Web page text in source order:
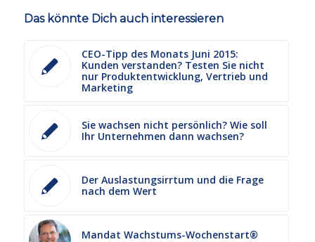
Das könnte Dich auch interessieren
CEO-Tipp des Monats Juni 2015:
Kunden verstanden? Testen Sie nicht
nur Produktentwicklung, Vertrieb und
Marketing
Sie wachsen nicht persönlich? Wie soll
Ihr Unternehmen dann wachsen?
Der Auslastungsirrtum und die Frage
nach dem Wert
Mandat Wachstums-Wochenstart®